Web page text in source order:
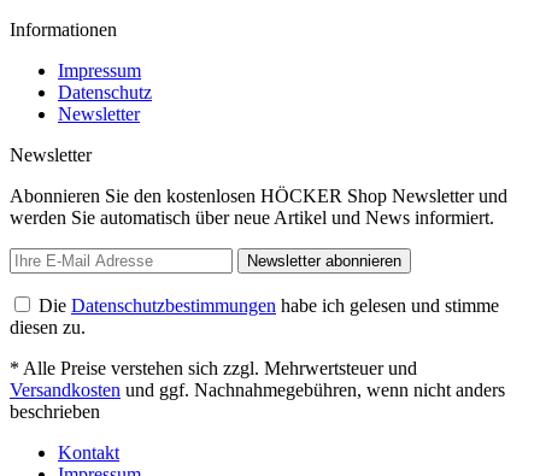
Informationen
Impressum
Datenschutz
Newsletter
Newsletter
Abonnieren Sie den kostenlosen HÖCKER Shop Newsletter und
werden Sie automatisch über neue Artikel und News informiert.
Newsletter abonnieren
Die Datenschutzbestimmungen habe ich gelesen und stimme
diesen zu.
* Alle Preise verstehen sich zzgl. Mehrwertsteuer und
Versandkosten und ggf. Nachnahmegebühren, wenn nicht anders
beschrieben
Kontakt